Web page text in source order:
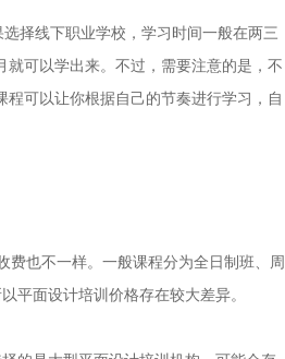
择线下职业学校，学习时间一般在两三
可以学出来。不过，需要注意的是，不
可以让你根据自己的节奏进行学习，自
费也不一样。一般课程分为全日制班、周
平面设计培训价格存在较大差异。